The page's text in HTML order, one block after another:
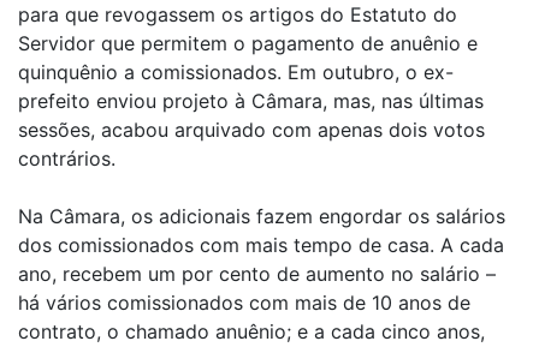
para que revogassem os artigos do Estatuto do
Servidor que permitem o pagamento de anuênio e
quinquênio a comissionados. Em outubro, o ex-
prefeito enviou projeto à Câmara, mas, nas últimas
sessões, acabou arquivado com apenas dois votos
contrários.
Na Câmara, os adicionais fazem engordar os salários
dos comissionados com mais tempo de casa. A cada
ano, recebem um por cento de aumento no salário –
há vários comissionados com mais de 10 anos de
contrato, o chamado anuênio; e a cada cinco anos,